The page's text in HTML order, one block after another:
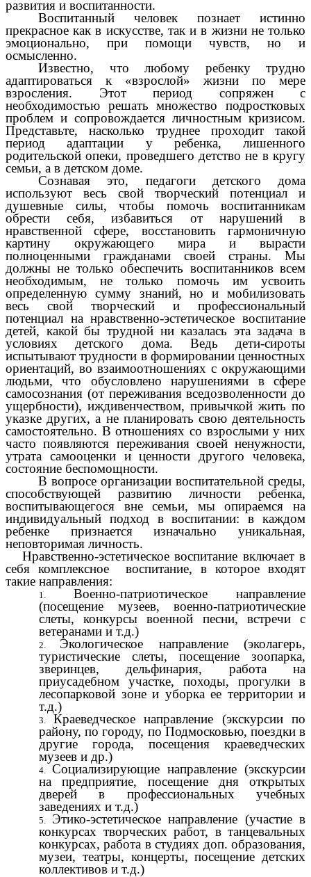
развития и воспитанности.
Воспитанный человек познает истинно
прекрасное как в искусстве, так и в жизни не только
эмоционально, при помощи чувств, но и
осмысленно.
Известно, что любому ребенку трудно
адаптироваться к «взрослой» жизни по мере
взросления. Этот период сопряжен с
необходимостью решать множество подростковых
проблем и сопровождается личностным кризисом.
Представьте, насколько труднее проходит такой
период адаптации у ребенка, лишенного
родительской опеки, проведшего детство не в кругу
семьи, а в детском доме.
Сознавая это, педагоги детского дома
используют весь свой творческий потенциал и
душевные силы, чтобы помочь воспитанникам
обрести себя, избавиться от нарушений в
нравственной сфере, восстановить гармоничную
картину окружающего мира и вырасти
полноценными гражданами своей страны. Мы
должны не только обеспечить воспитанников всем
необходимым, не только помочь им усвоить
определенную сумму знаний, но и мобилизовать
весь свой творческий и профессиональный
потенциал на нравственно-эстетическое воспитание
детей, какой бы трудной ни казалась эта задача в
условиях детского дома. Ведь дети-сироты
испытывают трудности в формировании ценностных
ориентаций, во взаимоотношениях с окружающими
людьми, что обусловлено нарушениями в сфере
самосознания (от переживания вседозволенности до
ущербности), иждивенчеством, привычкой жить по
указке других, а не планировать свою деятельность
самостоятельно. В отношениях со взрослыми у них
часто появляются переживания своей ненужности,
утрата самооценки и ценности другого человека,
состояние беспомощности.
В вопросе организации воспитательной среды,
способствующей развитию личности ребенка,
воспитывающегося вне семьи, мы опираемся на
индивидуальный подход в воспитании: в каждом
ребенке признается изначально уникальная,
неповторимая личность.
Нравственно-эстетическое воспитание включает в
себя комплексное воспитание, в которое входят
такие направления:
Военно-патриотическое направление
(посещение музеев, военно-патриотические
слеты, конкурсы военной песни, встречи с
ветеранами и т.д.)
Экологическое направление (эколагерь,
туристические слеты, посещение зоопарка,
зверинцев, дельфинария, работа на
приусадебном участке, походы, прогулки в
лесопарковой зоне и уборка ее территории и
т.д.)
Краеведческое направление (экскурсии по
району, по городу, по Подмосковью, поездки в
другие города, посещения краеведческих
музеев и др.)
Социализирующие направление (экскурсии
на предприятие, посещение дня открытых
дверей в профессиональных учебных
заведениях и т.д.)
Этико-эстетическое направление (участие в
конкурсах творческих работ, в танцевальных
конкурсах, работа в студиях доп. образования,
музеи, театры, концерты, посещение детских
коллективов и т.д.)